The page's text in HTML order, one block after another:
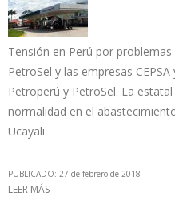
Tensión en Perú por
PetroSel y las empresas
Petroperú y PetroSel. La
normalidad en el
Ucayali
PUBLICADO: 27 de febrero de 2018
LEER MÁS